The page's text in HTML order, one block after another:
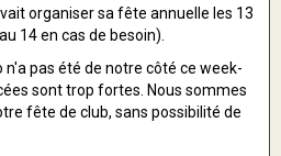
organiser sa fête annuelle les 13
14 en cas de besoin).
pas été de notre côté ce week-
sont trop fortes. Nous sommes
fête de club, sans possibilité de